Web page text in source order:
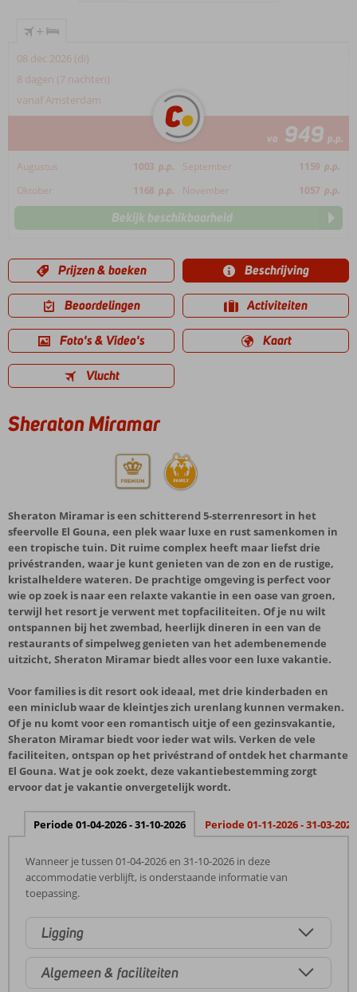
+
08 dec 2026 (di)
8 dagen (7 nachten)
vanaf Amsterdam
va 949 p.p.
Augustus 1003 p.p. September 1159 p.p.
Oktober
1168 p.p. November 1057 p.p.
Bekijk beschikbaarheid
Prijzen & boeken Beschrijving
Beoordelingen Activiteiten
Foto's & Video's Kaart
Vlucht
Sheraton Miramar
Sheraton Miramar is een schitterend 5-sterrenresort in het
sfeervolle El Gouna, een plek waar luxe en rust samenkomen in
een tropische tuin. Dit ruime complex heeft maar liefst drie
privéstranden, waar je kunt genieten van de zon en de rustige,
kristalheldere wateren. De prachtige omgeving is perfect voor
wie op zoek is naar een relaxte vakantie in een oase van groen,
terwijl het resort je verwent met topfaciliteiten. Of je nu wilt
ontspannen bij het zwembad, heerlijk dineren in een van de
restaurants of simpelweg genieten van het adembenemende
uitzicht, Sheraton Miramar biedt alles voor een luxe vakantie.
Voor families is dit resort ook ideaal, met drie kinderbaden en
een miniclub waar de kleintjes zich urenlang kunnen vermaken.
Of je nu komt voor een romantisch uitje of een gezinsvakantie,
Sheraton Miramar biedt voor ieder wat wils. Verken de vele
faciliteiten, ontspan op het privéstrand of ontdek het charmante
El Gouna. Wat je ook zoekt, deze vakantiebestemming zorgt
ervoor dat je vakantie onvergetelijk wordt.
Periode 01-04-2026 - 31-10-2026 Periode 01-11-2026 - 31-03-2027
Wanneer je tussen 01-04-2026 en 31-10-2026 in deze
accommodatie verblijft, is onderstaande informatie van
toepassing.
Ligging
Algemeen & faciliteiten